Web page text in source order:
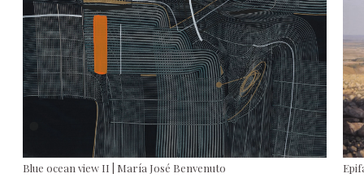
Blue ocean view II | María José Benvenuto